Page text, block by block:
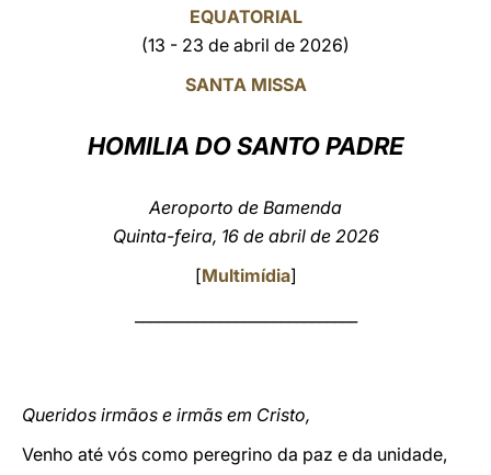
EQUATORIAL
(13 - 23 de abril de 2026)
SANTA MISSA
HOMILIA DO SANTO PADRE
Aeroporto de Bamenda
Quinta-feira, 16 de abril de 2026
[Multimídia]
Queridos irmãos e irmãs em Cristo,
Venho até vós como peregrino da paz e da unidade,